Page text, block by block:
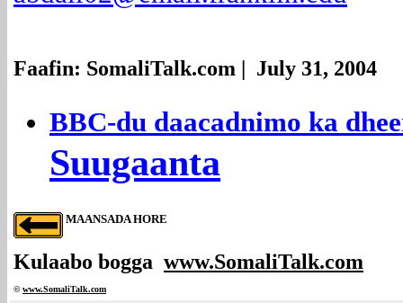
Faafin: SomaliTalk.com | July 31, 2004
BBC-du daacadnimo ka
Suugaanta
MAANSADA HORE
Kulaabo bogga www.SomaliTalk.com
©www.SomaliTalk.com